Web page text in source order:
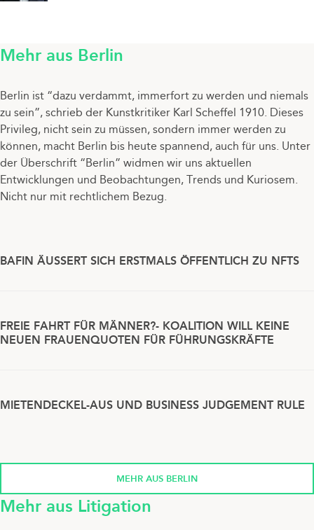
Mehr aus Berlin
Berlin ist “dazu verdammt, immerfort zu werden und niemals
zu sein”, schrieb der Kunstkritiker Karl Scheffel 1910. Dieses
Privileg, nicht sein zu müssen, sondern immer werden zu
können, macht Berlin bis heute spannend, auch für uns. Unter
der Überschrift “Berlin” widmen wir uns aktuellen
Entwicklungen und Beobachtungen, Trends und Kuriosem.
Nicht nur mit rechtlichem Bezug.
BAFIN ÄUSSERT SICH ERSTMALS ÖFFENTLICH ZU NFTS
FREIE FAHRT FÜR MÄNNER?- KOALITION WILL KEINE
NEUEN FRAUENQUOTEN FÜR FÜHRUNGSKRÄFTE
MIETENDECKEL-AUS UND BUSINESS JUDGEMENT RULE
MEHR AUS BERLIN
Mehr aus Litigation